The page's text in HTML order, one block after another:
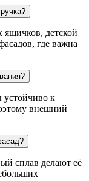
детской
где важна
устойчиво к
внешний
сплав делают её